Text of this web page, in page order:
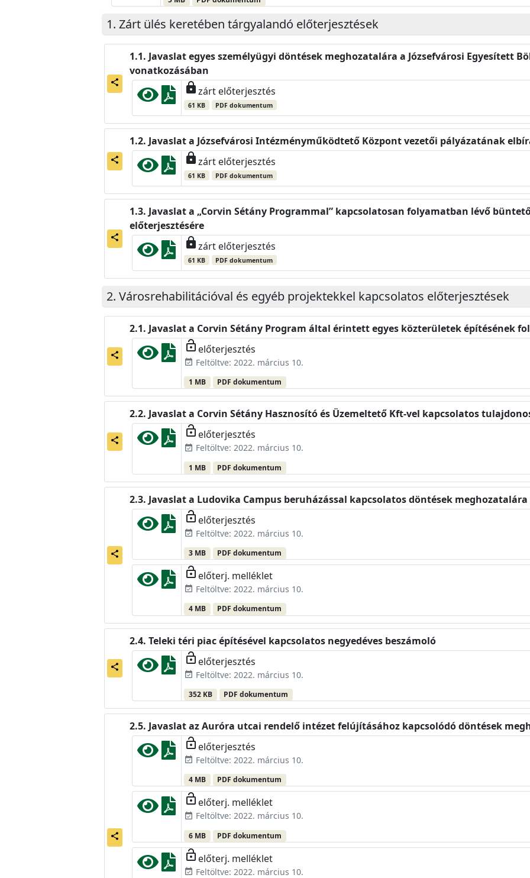
Zárt ülés keretében tárgyalandó előterjesztések
share
Javaslat egyes személyügyi döntések meghozatalára a Józsefvárosi Egyesített
vonatkozásában
lockzárt előterjesztés
61 KB PDF dokumentum
share
Javaslat a Józsefvárosi Intézményműködtető Központ vezetői pályázatának
lockzárt előterjesztés
61 KB PDF dokumentum
share
Javaslat a „Corvin Sétány Programmal” kapcsolatosan folyamatban lévő
előterjesztésére
lockzárt előterjesztés
61 KB PDF dokumentum
Városrehabilitációval és egyéb projektekkel kapcsolatos előterjesztések
share
Javaslat a Corvin Sétány Program által érintett egyes közterületek építésének
lock_open előterjesztés
event_available Feltöltve: 2022. március 10.
1 MB PDF dokumentum
share
Javaslat a Corvin Sétány Hasznosító és Üzemeltető Kft-vel kapcsolatos
lock_open előterjesztés
event_available Feltöltve: 2022. március 10.
1 MB PDF dokumentum
share
Javaslat a Ludovika Campus beruházással kapcsolatos döntések meghozatalára
lock_open előterjesztés
event_available Feltöltve: 2022. március 10.
3 MB PDF dokumentum
lock_open előterj. melléklet
event_available Feltöltve: 2022. március 10.
4 MB PDF dokumentum
share
Teleki téri piac építésével kapcsolatos negyedéves beszámoló
lock_open előterjesztés
event_available Feltöltve: 2022. március 10.
352 KB PDF dokumentum
share
Javaslat az Auróra utcai rendelő intézet felújításához kapcsolódó döntések
lock_open előterjesztés
event_available Feltöltve: 2022. március 10.
4 MB PDF dokumentum
lock_open előterj. melléklet
event_available Feltöltve: 2022. március 10.
6 MB PDF dokumentum
lock_open előterj. melléklet
event_available Feltöltve: 2022. március 10.